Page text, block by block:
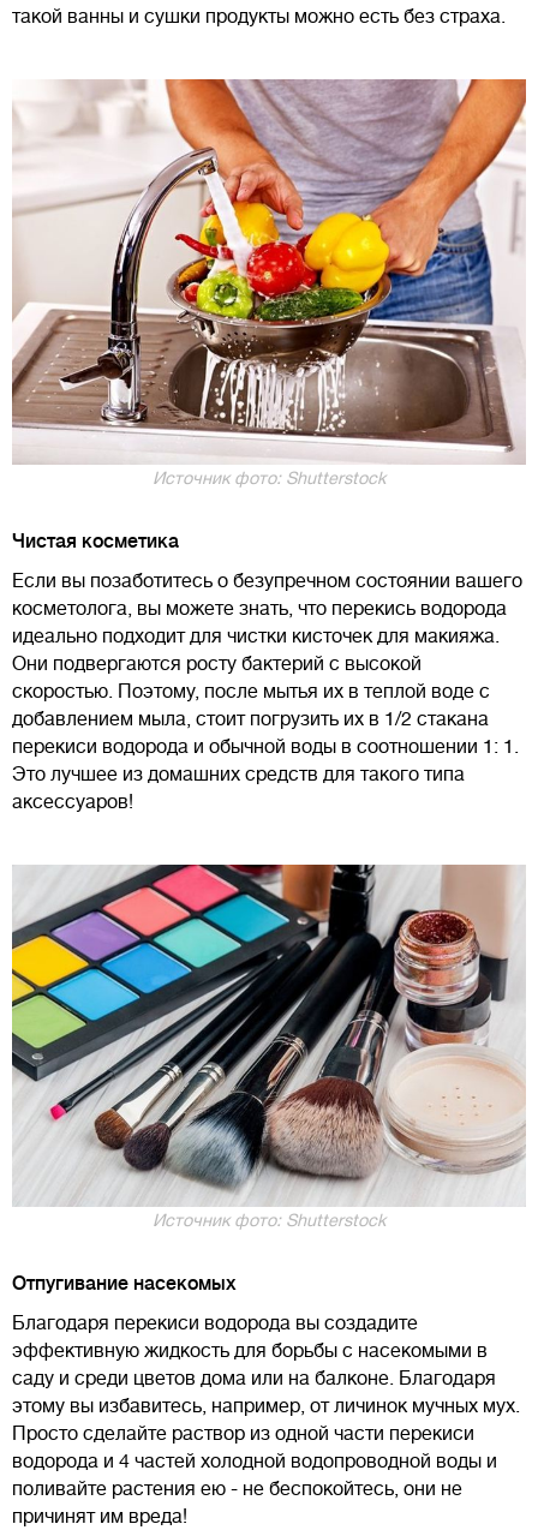
такой ванны и сушки продукты можно есть без страха.
Источник фото: Shutterstock
Чистая косметика
Если вы позаботитесь о безупречном состоянии вашего
косметолога, вы можете знать, что перекись водорода
идеально подходит для чистки кисточек для макияжа.
Они подвергаются росту бактерий с высокой
скоростью. Поэтому, после мытья их в теплой воде с
добавлением мыла, стоит погрузить их в 1/2 стакана
перекиси водорода и обычной воды в соотношении 1: 1.
Это лучшее из домашних средств для такого типа
аксессуаров!
Источник фото: Shutterstock
Отпугивание насекомых
Благодаря перекиси водорода вы создадите
эффективную жидкость для борьбы с насекомыми в
саду и среди цветов дома или на балконе. Благодаря
этому вы избавитесь, например, от личинок мучных мух.
Просто сделайте раствор из одной части перекиси
водорода и 4 частей холодной водопроводной воды и
поливайте растения ею - не беспокойтесь, они не
причинят им вреда!